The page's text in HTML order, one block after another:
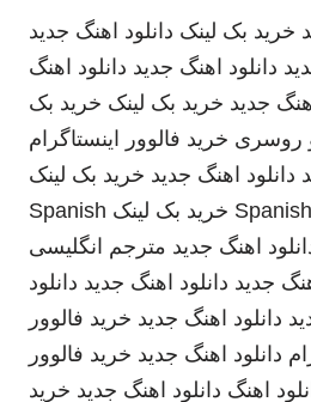
خرید بک لینک دانلود اهنگ جدید
دانلود اهنگ جدید دانلود اهنگ
جدید خرید بک لینک خرید بک
روسری خرید فالوور اینستاگرام
دانلود اهنگ جدید خرید بک لینک
خرید بک لینک Spanish
اهنگ جدید مترجم انگلیسی
جدید دانلود اهنگ جدید دانلود
دانلود اهنگ جدید خرید فالوور
دانلود اهنگ جدید خرید فالوور
اهنگ دانلود اهنگ جدید خرید